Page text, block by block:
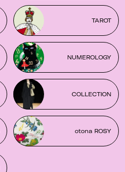
TAROT
NUMEROLOGY
COLLECTION
otona ROSY